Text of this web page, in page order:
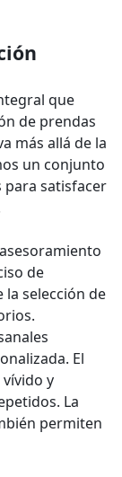
que
de prendas
más allá de la
un conjunto
para satisfacer
de
la selección de
El
y
La
permiten